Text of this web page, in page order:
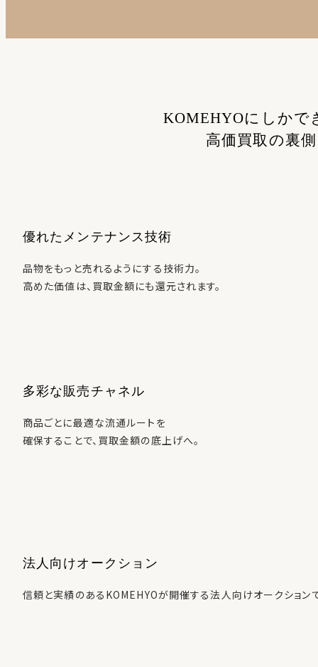
KOMEHYOにしかで
高価買取の裏側
優れたメンテナンス技術
品物をもっと売れるようにする技術力。
高めた価値は、買取金額にも還元されます。
多彩な販売チャネル
商品ごとに最適な流通ルートを
確保することで、買取金額の底上げへ。
法人向けオークション
信頼と実績のあるKOMEHYOが開催する法人向けオークション